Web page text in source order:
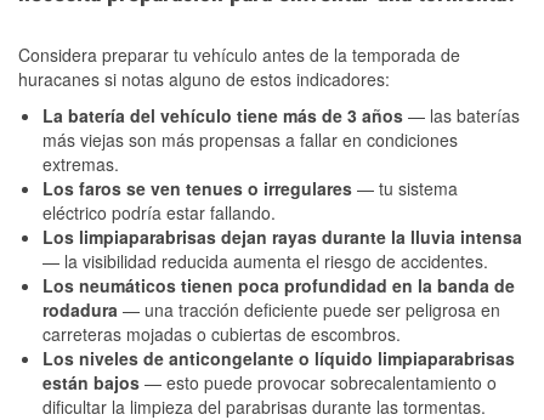
Considera preparar tu vehículo antes de la temporada de
huracanes si notas alguno de estos indicadores:
La batería del vehículo tiene más de 3 años — las baterías
más viejas son más propensas a fallar en condiciones
extremas.
Los faros se ven tenues o irregulares — tu sistema
eléctrico podría estar fallando.
Los limpiaparabrisas dejan rayas durante la lluvia intensa
— la visibilidad reducida aumenta el riesgo de accidentes.
Los neumáticos tienen poca profundidad en la banda de
rodadura — una tracción deficiente puede ser peligrosa en
carreteras mojadas o cubiertas de escombros.
Los niveles de anticongelante o líquido limpiaparabrisas
están bajos — esto puede provocar sobrecalentamiento o
dificultar la limpieza del parabrisas durante las tormentas.